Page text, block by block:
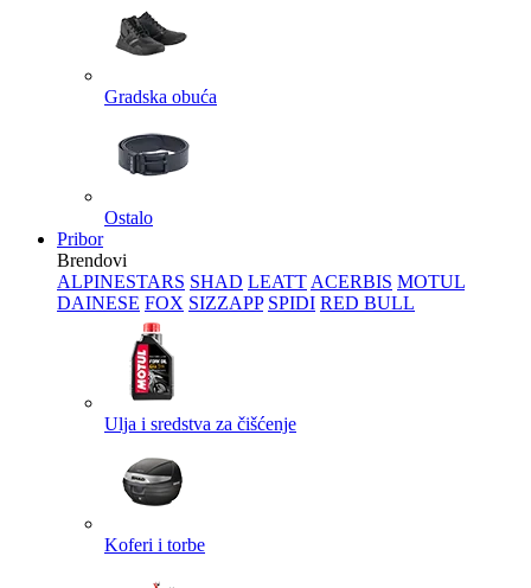
Gradska obuća
Ostalo
Pribor
Brendovi
ALPINESTARS SHAD LEATT ACERBIS MOTUL
DAINESE FOX SIZZAPP SPIDI RED BULL
Ulja i sredstva za čišćenje
Koferi i torbe